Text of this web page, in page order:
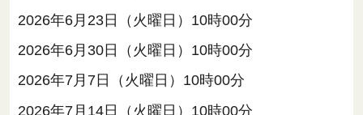
2026年6月23日（火曜日）10時00分
2026年6月30日（火曜日）10時00分
2026年7月7日（火曜日）10時00分
2026年7月14日（火曜日）10時00分